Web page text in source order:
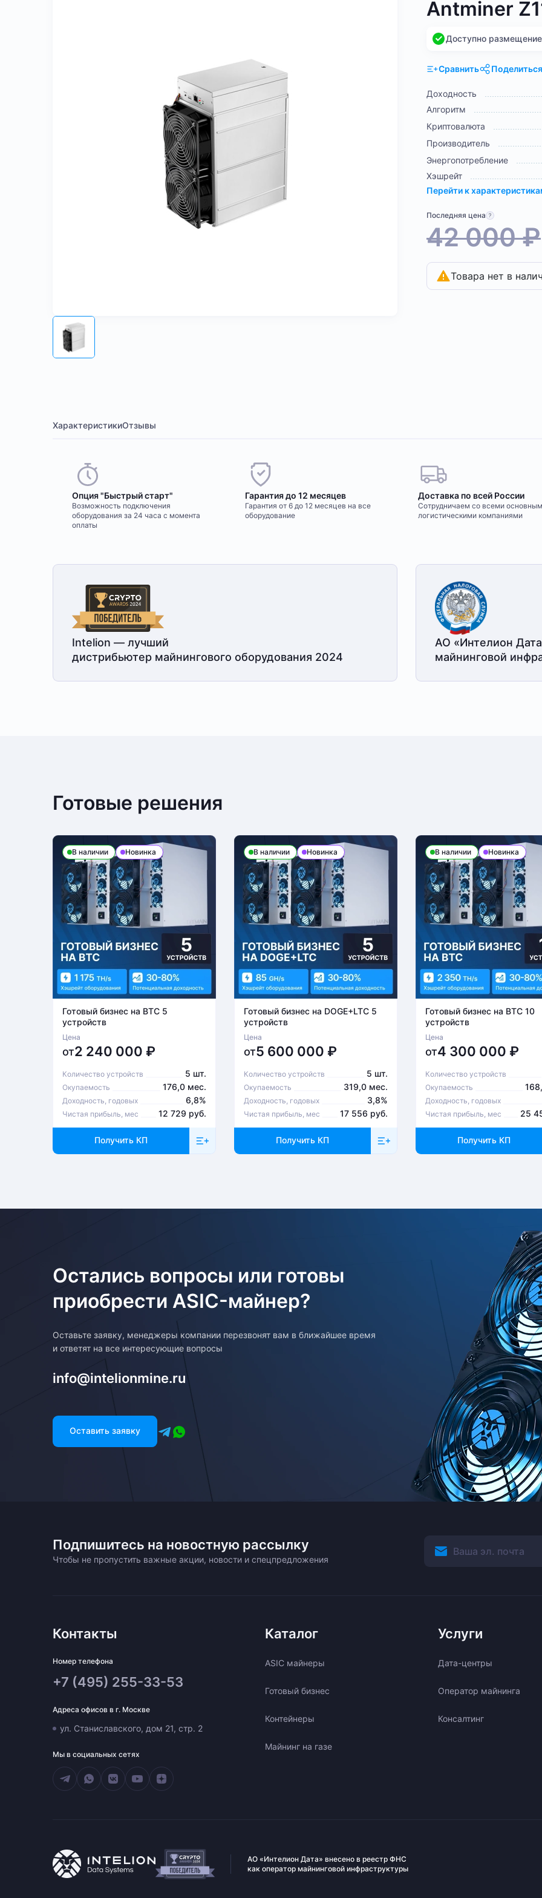
Antminer
Доступно размещение
Сравнить Поделиться
Доходность
Алгоритм
Криптовалюта
Производитель
Энергопотребление
Хэшрейт
Перейти к
Последняя цена
42 000₽
Товара нет в
ХарактеристикиОтзывы
Опция "Быстрый старт"
Возможность подключения
оборудования за 24 часа с момента
оплаты
Гарантия до 12 месяцев
Гарантия от 6 до 12 месяцев на все
оборудование
Доставка по всей России
Сотрудничаем со всеми
логистическими компаниями
Intelion — лучший
дистрибьютер майнингового оборудования 2024
АО «Интелион
майнинговой
Готовые решения
В наличии Новинка
Готовый бизнес на BTC 5
устройств
Цена
от2 240 000 ₽
Количество устройств 5 шт.
Окупаемость 176,0 мес.
Доходность, годовых 6,8%
Чистая прибыль, мес 12 729 руб.
Получить КП
В наличии Новинка
Готовый бизнес на DOGE+LTC 5
устройств
Цена
от5 600 000 ₽
Количество устройств 5 шт.
Окупаемость 319,0 мес.
Доходность, годовых 3,8%
Чистая прибыль, мес 17 556 руб.
Получить КП
В наличии Новинка
Готовый бизнес на BTC 10
устройств
Цена
от4 300 000 ₽
Количество устройств
Окупаемость
Доходность, годовых
Чистая прибыль, мес 25
Получить КП
Остались вопросы или готовы
приобрести ASIC-майнер?
Оставьте заявку, менеджеры компании перезвонят вам в ближайшее время
и ответят на все интересующие вопросы
info@intelionmine.ru
Оставить заявку
Подпишитесь на новостную рассылку
Чтобы не пропустить важные акции, новости и спецпредложения
Контакты
Номер телефона
+7 (495) 255-33-53
Адреса офисов в г. Москве
ул. Станиславского, дом 21, стр. 2
Мы в социальных сетях
Каталог
ASIC майнеры
Готовый бизнес
Контейнеры
Майнинг на газе
Услуги
Дата-центры
Оператор майнинга
Консалтинг
АО «Интелион Дата» внесено в реестр ФНС
как оператор майнинговой инфраструктуры